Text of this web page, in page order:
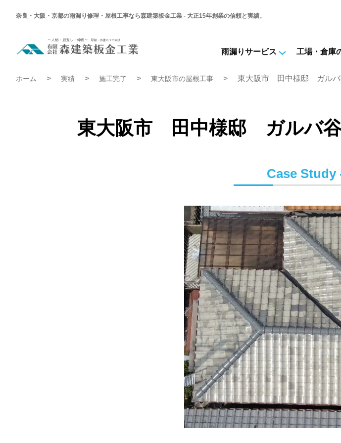
奈良・大阪・京都の雨漏り修理・屋根工事なら森建築板金工業 - 大正15年創業の信頼と実績。
中
バ
谷
入
雨漏りサービス 工場・倉庫
ホーム 実績 施工完了 東大阪市の屋根工事 東大阪市 田中様邸 ガルバ
東大阪市 田中様邸 ガルバ谷
Case Study